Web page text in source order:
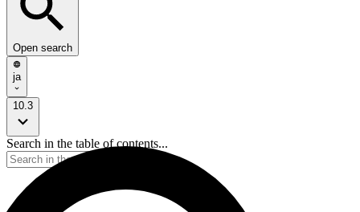
Open search
ja
10.3
Search in the table of contents...